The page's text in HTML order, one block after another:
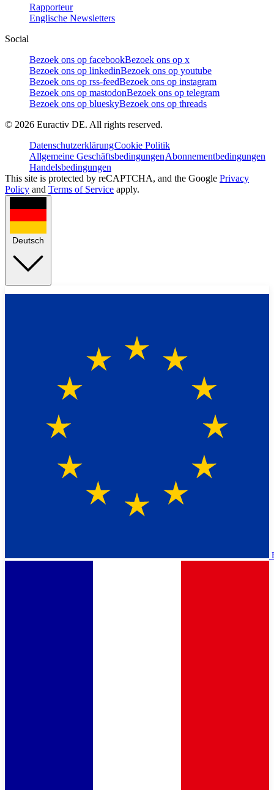
Rapporteur
Englische Newsletters
Social
Bezoek ons op facebookBezoek ons op x
Bezoek ons op linkedinBezoek ons op youtube
Bezoek ons op rss-feedBezoek ons op instagram
Bezoek ons op mastodonBezoek ons op telegram
Bezoek ons op blueskyBezoek ons op threads
© 2026 Euractiv DE. All rights reserved.
DatenschutzerklärungCookie Politik
Allgemeine GeschäftsbedingungenAbonnementbedingungen
Handelsbedingungen
This site is protected by reCAPTCHA, and the Google Privacy
Policy and Terms of Service apply.
Deutsch